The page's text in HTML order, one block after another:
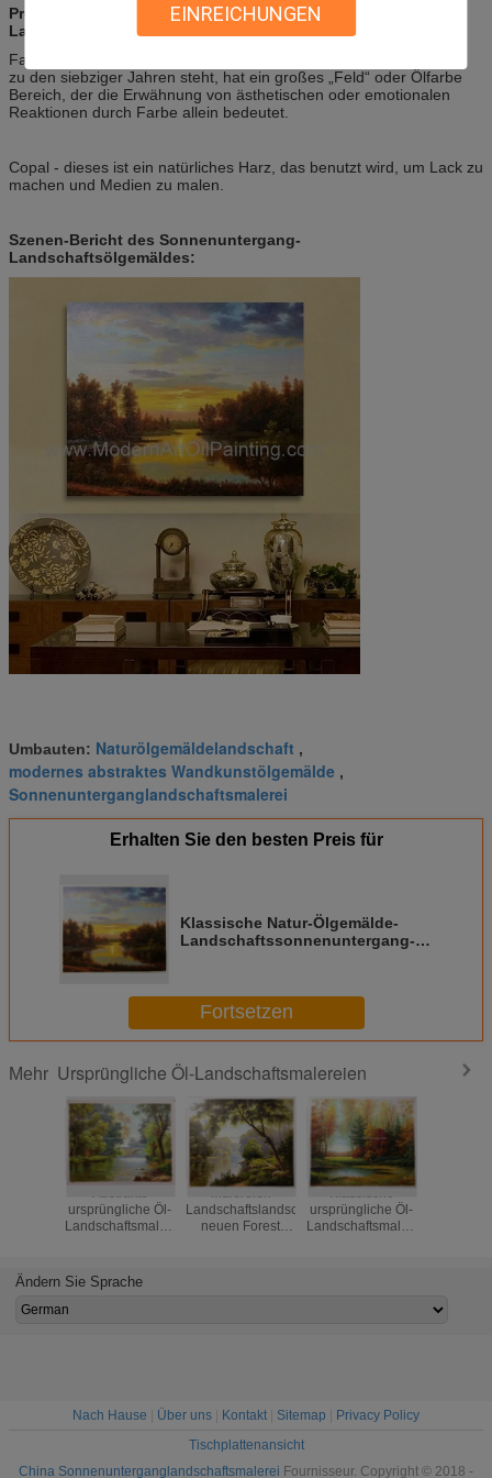
EINREICHUNGEN
Produktionstechniken des Sonnenuntergang-
Landschaftsölgemäldes:
Farbfeldmalerei - ein Malstil, der heraus von den fünfziger Jahren
zu den siebziger Jahren steht, hat ein großes „Feld“ oder Ölfarbe
Bereich, der die Erwähnung von ästhetischen oder emotionalen
Reaktionen durch Farbe allein bedeutet.
Copal - dieses ist ein natürliches Harz, das benutzt wird, um Lack zu
machen und Medien zu malen.
Szenen-Bericht des Sonnenuntergang-
Landschaftsölgemäldes:
Umbauten: Naturölgemäldelandschaft ,
modernes abstraktes Wandkunstölgemälde ,
Sonnenunterganglandschaftsmalerei
Erhalten Sie den besten Preis für
Klassische Natur-Ölgemälde-
Landschaftssonnenuntergang-
Fortsetzen
Mehr Ursprüngliche Öl-Landschaftsmalereien
ursprüngliche Öl-
Landschaftsmalereien/Eichen-
Segeltuch
Malereien
Landschaftslandschafts-
neuen Forest
ursprüngliche Öl-
Landschaftsmalerei-
Ändern Sie Sprache
Nach Hause Über uns Kontakt Sitemap
Privacy Policy
Tischplattenansicht
China Sonnenunterganglandschaftsmalerei Fournisseur. Copyright © 2018 -